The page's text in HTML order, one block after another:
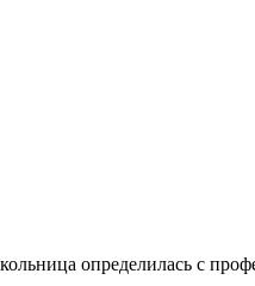
определилась с